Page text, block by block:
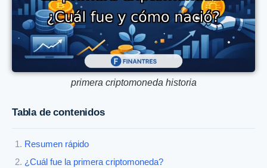
primera criptomoneda historia
Tabla de contenidos
Resumen rápido
¿Cuál fue la primera criptomoneda?